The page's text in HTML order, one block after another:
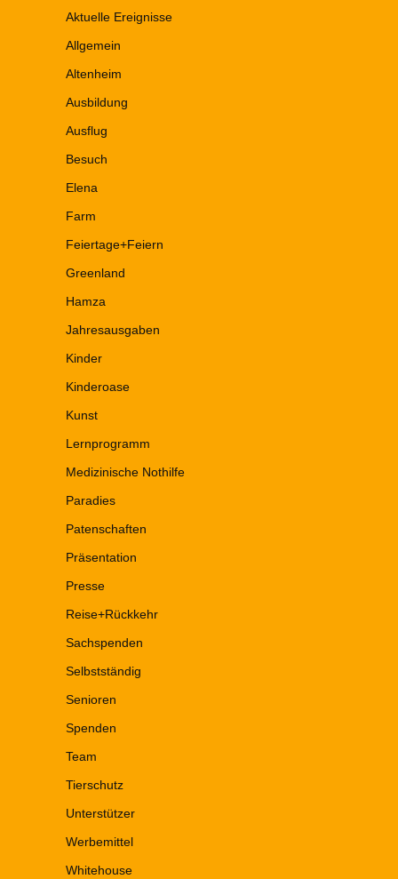
Aktuelle Ereignisse
Allgemein
Altenheim
Ausbildung
Ausflug
Besuch
Elena
Farm
Feiertage+Feiern
Greenland
Hamza
Jahresausgaben
Kinder
Kinderoase
Kunst
Lernprogramm
Medizinische Nothilfe
Paradies
Patenschaften
Präsentation
Presse
Reise+Rückkehr
Sachspenden
Selbstständig
Senioren
Spenden
Team
Tierschutz
Unterstützer
Werbemittel
Whitehouse